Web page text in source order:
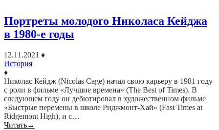
Портреты молодого Николаса Кейджа
в 1980-е годы
12.11.2021 ♦
История
♦
Николас Кейдж (Nicolas Cage) начал свою карьеру в 1981 году
с роли в фильме «Лучшие времена» (The Best of Times). В
следующем году он дебютировал в художественном фильме
«Быстрые перемены в школе Риджмонт-Хай» (Fast Times at
Ridgemont High), и с…
Читать→